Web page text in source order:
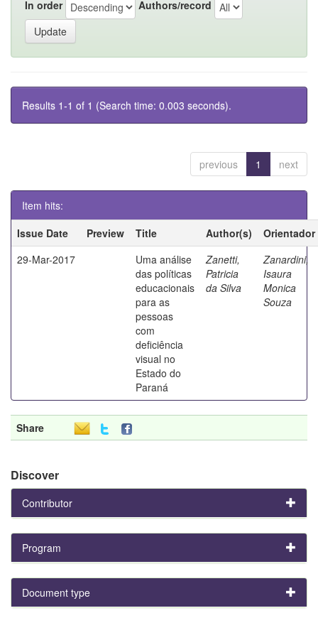
In order Authors/record
Results 1-1 of 1 (Search time: 0.003 seconds).
previous 1 next
Item hits:
Issue Date
Preview Title Author(s)
Orientador
29-Mar-2017
Uma análise
das políticas
educacionais
para as
pessoas
com
deficiência
visual no
Estado do
Paraná
Zanetti,
Patricia
da Silva
Zanardini,
Isaura
Monica
Souza
Share
Discover
Contributor
Program
Document type